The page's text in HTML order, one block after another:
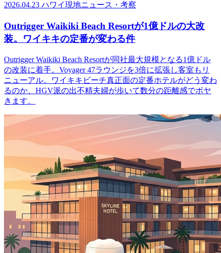
2026.04.23 ハワイ現地ニュース・考察
Outrigger Waikiki Beach Resortが1億ドルの大改
装。ワイキキの定番が変わる件
Outrigger Waikiki Beach Resortが同社最大規模となる1億ドル
の改装に着手。Voyager 47ラウンジを3倍に拡張し客室もリ
ニューアル。ワイキキビーチ真正面の定番ホテルがどう変わ
るのか、HGV派の出不精夫婦が歩いて数分の距離感でボヤ
きます。